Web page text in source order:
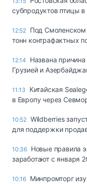
субпродуктов птицы в
12:52 Под Смоленском
тонн контрафактных
12:14
Названа
Грузией и
11:13
Китайская
в Европу через
10:52 Wildberries
для поддержки
10:36 Новые правила
заработают с января
10:16 Минпромторг